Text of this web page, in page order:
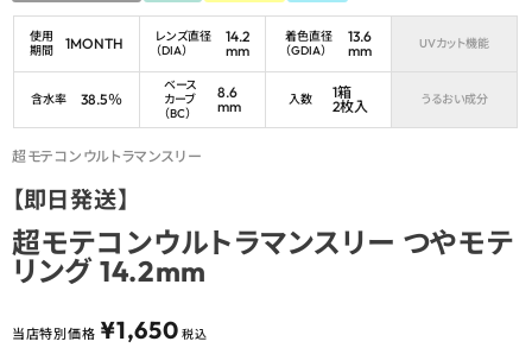
使用
期間
1MONTH
レンズ直径
（DIA）
14.2
mm
着色直径
（GDIA）
13.6
mm
UVカット機能
含水率 38.5％
ベース
カーブ
（BC）
8.6
mm
入数
1箱
2枚入
うるおい成分
超モテコンウルトラマンスリー
【即日発送】
超モテコンウルトラマンスリー つやモテ
リング 14.2mm
当店特別価格 ¥1,650 税込